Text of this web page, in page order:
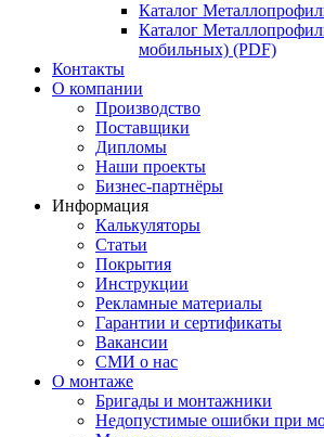
Каталог
Каталог
мобильных) (PDF)
Контакты
О компании
Производство
Поставщики
Дипломы
Наши проекты
Бизнес-партнёры
Информация
Калькуляторы
Статьи
Покрытия
Инструкции
Рекламные материалы
Гарантии и сертификаты
Вакансии
СМИ о нас
О монтаже
Бригады и монтажники
Недопустимые ошибки при